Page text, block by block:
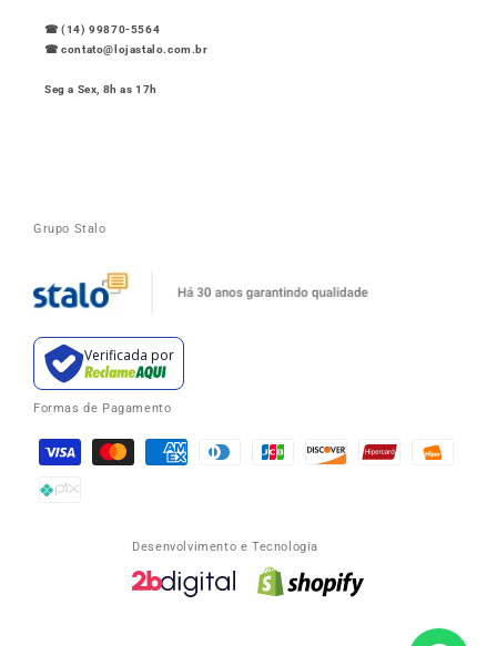
☎ (14) 99870-5564
☎ contato@lojastalo.com.br
Seg a Sex, 8h as 17h
Grupo Stalo
Verificada por
Formas de Pagamento
Desenvolvimento e Tecnologia